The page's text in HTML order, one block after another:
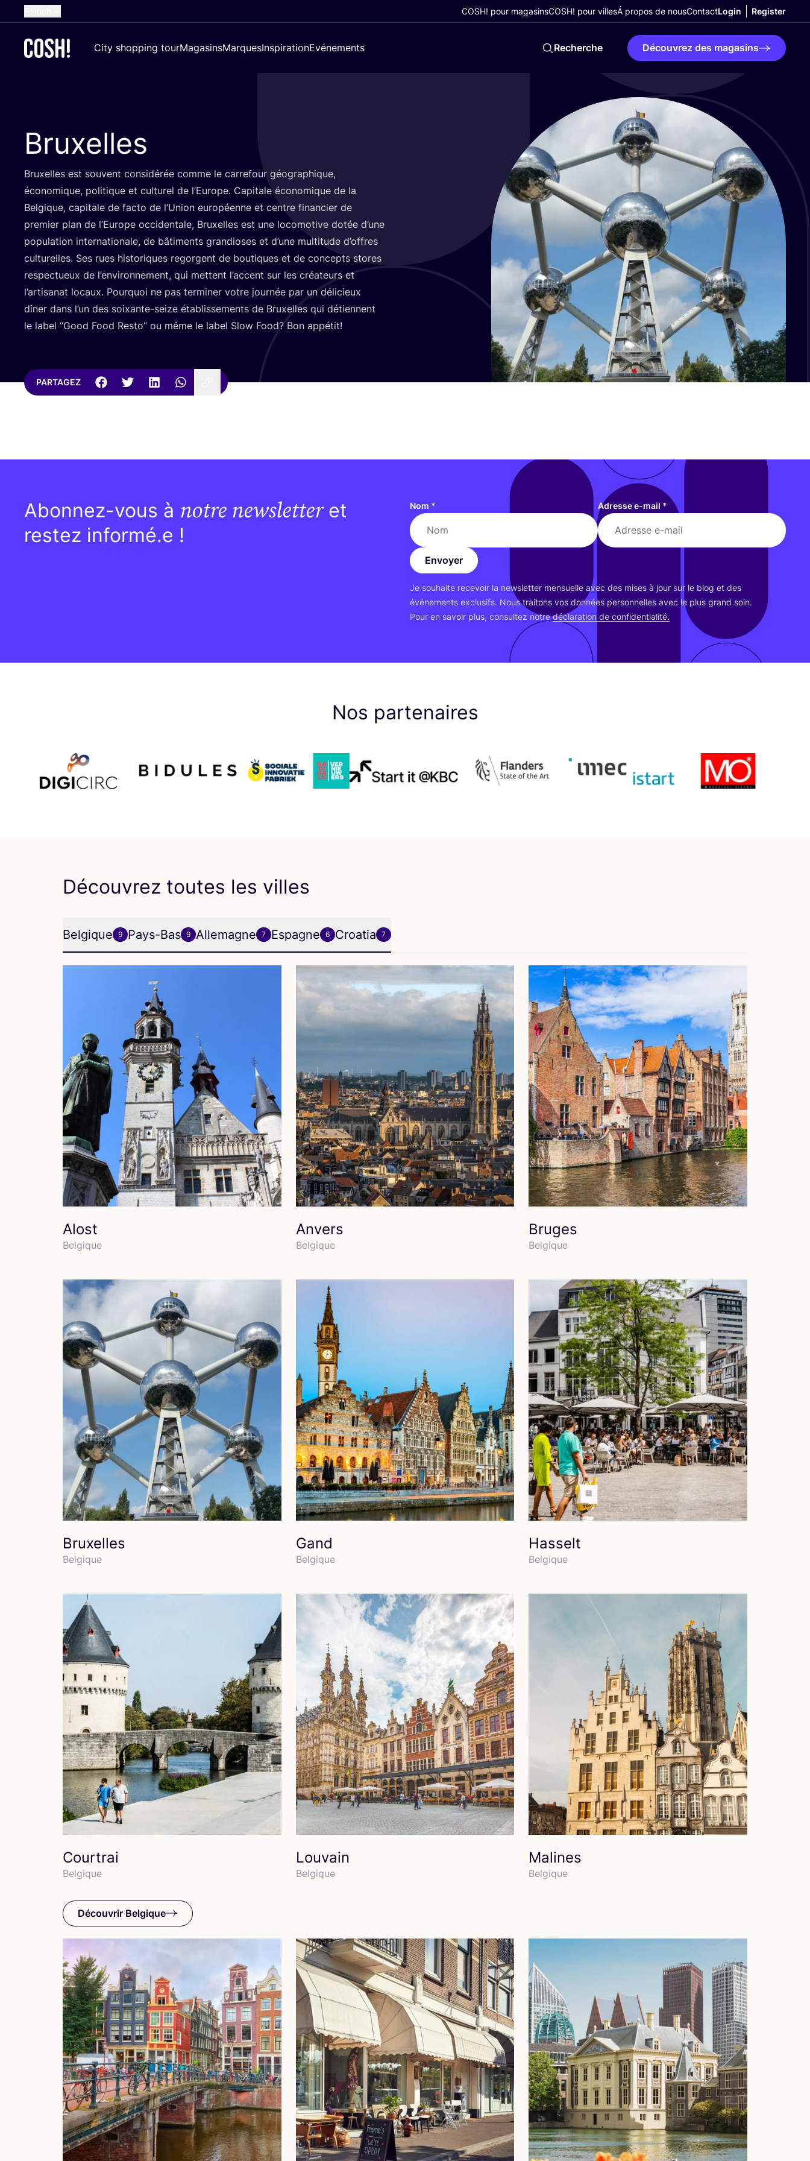
Dutch
COSH! pour magasinsCOSH! pour villesÁ propos de nousContactLogin Register
City shopping tourMagasinsMarquesInspirationEvénements Recherche Découvrez des magasins
Bruxelles
Bruxelles est sou­vent consi­dé­rée comme le car­re­four géo­gra­phique,
éco­no­mique, poli­tique et cultu­rel de l’Eu­rope. Capi­tale éco­no­mique de la
Bel­gique, capi­tale de fac­to de l’U­nion euro­péenne et centre finan­cier de
pre­mier plan de l’Eu­rope occi­den­tale, Bruxelles est une loco­mo­tive dotée d’une
popu­la­tion inter­na­tio­nale, de bâti­ments gran­dioses et d’une mul­ti­tude d’offres
cultu­relles. Ses rues his­to­riques regorgent de bou­tiques et de concepts stores
res­pec­tueux de l’en­vi­ron­ne­ment, qui mettent l’ac­cent sur les créa­teurs et
l’ar­ti­sa­nat locaux. Pour­quoi ne pas ter­mi­ner votre jour­née par un déli­cieux
dîner dans l’un des soixante-seize éta­blis­se­ments de Bruxelles qui détiennent
le label “Good Food Res­to” ou même le label Slow Food? Bon appétit!
PARTAGEZ
Abonnez-vous à notre newsletteret
restez informé.e !
Nom * Adresse e-mail *
Envoyer
Je sou­haite rece­voir la news­let­ter men­suelle avec des mises à jour sur le blog et des
évé­ne­ments exclu­sifs. Nous trai­tons vos don­nées per­son­nelles avec le plus grand soin.
Pour en savoir plus, consul­tez notredécla­ra­tion de confidentialité.
Nos partenaires
Découvrez toutes les villes
Belgique 9 Pays-Bas 9 Allemagne 7 Espagne 6 Croatia 7
Alost
Bel­gique
Anvers
Bel­gique
Bruges
Bel­gique
Bruxelles
Bel­gique
Gand
Bel­gique
Hasselt
Bel­gique
Courtrai
Bel­gique
Louvain
Bel­gique
Malines
Bel­gique
Découvrir Belgique